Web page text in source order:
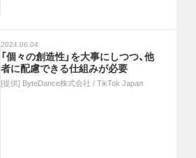
2024.06.04
「個々の創造性」を大事にしつつ、他
者に配慮できる仕組みが必要
[提供] ByteDance株式会社 / TikTok Japan